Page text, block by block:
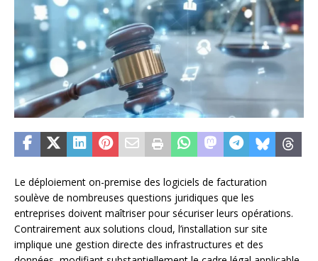
Le déploiement on-premise des logiciels de facturation
soulève de nombreuses questions juridiques que les
entreprises doivent maîtriser pour sécuriser leurs opérations.
Contrairement aux solutions cloud, l’installation sur site
implique une gestion directe des infrastructures et des